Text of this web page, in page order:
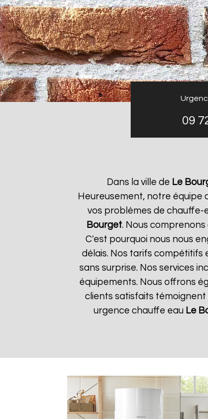
09
Dans la ville de Le
Heureusement, notre équipe
vos problèmes de chauffe-
Bourget. Nous
C'est pourquoi nous nous
délais. Nos tarifs
sans surprise. Nos services
équipements. Nous offrons
clients satisfaits
urgence chauffe eau Le